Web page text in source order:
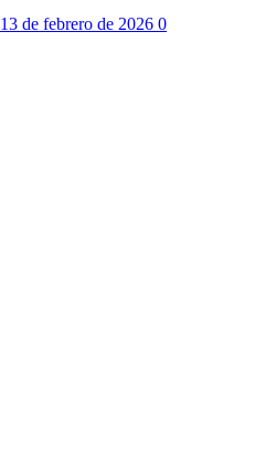
13 de febrero de 2026 0